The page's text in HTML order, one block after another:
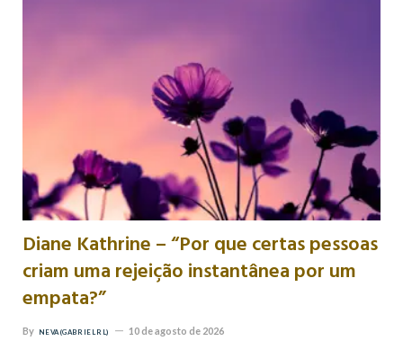
Diane Kathrine – “Por que certas pessoas
criam uma rejeição instantânea por um
empata?”
By NEVA (GABRIEL RL) 10 de agosto de 2026